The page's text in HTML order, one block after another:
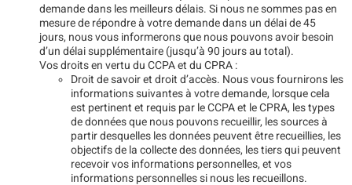
demande dans les meilleurs délais. Si nous ne sommes pas en
mesure de répondre à votre demande dans un délai de 45
jours, nous vous informerons que nous pouvons avoir besoin
d’un délai supplémentaire (jusqu’à 90 jours au total).
Vos droits en vertu du CCPA et du CPRA :
Droit de savoir et droit d’accès. Nous vous fournirons les
informations suivantes à votre demande, lorsque cela
est pertinent et requis par le CCPA et le CPRA, les types
de données que nous pouvons recueillir, les sources à
partir desquelles les données peuvent être recueillies, les
objectifs de la collecte des données, les tiers qui peuvent
recevoir vos informations personnelles, et vos
informations personnelles si nous les recueillons.